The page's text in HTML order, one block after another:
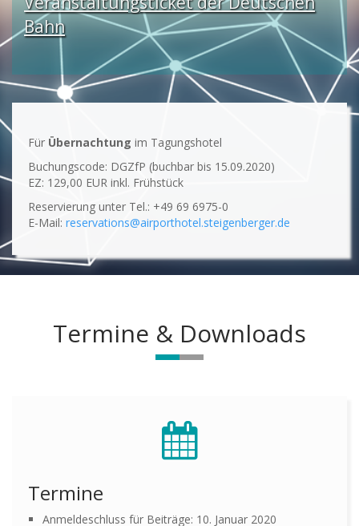
Bahn
Für Übernachtung im Tagungshotel
Buchungscode: DGZfP (buchbar bis 15.09.2020)
EZ: 129,00 EUR inkl. Frühstück
Reservierung unter Tel.: +49 69 6975-0
E-Mail: reservations@airporthotel.steigenberger.de
Termine & Downloads
Termine
Anmeldeschluss für Beiträge: 10. Januar 2020